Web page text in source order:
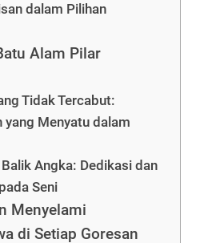
dalam Pilihan
Alam Pilar
Tidak Tercabut:
yang Menyatu dalam
Angka: Dedikasi dan
Seni
Menyelami
di Setiap Goresan